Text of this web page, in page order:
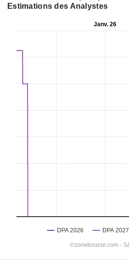
Estimations des Analystes